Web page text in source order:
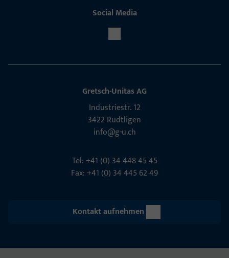
Social Media
Gretsch-Unitas AG
Indu­s­triestr. 12
3422 Rüdt­ligen
info@g-u.ch
Tel: +41 (0) 34 448 45 45
Fax: +41 (0) 34 445 62 49
Kontakt aufnehmen